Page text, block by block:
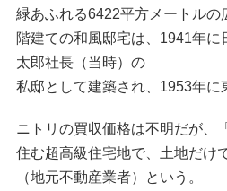
緑あふれる6422平方メートルの
階建ての和風邸宅は、1941年に
太郎社長（当時）の
私邸として建築され、1953年に
ニトリの買収価格は不明だが、
住む超高級住宅地で、土地だけ
（地元不動産業者）という。